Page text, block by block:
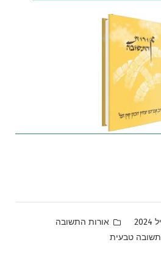
Posted
אורות התשובה
תשובה טבעית